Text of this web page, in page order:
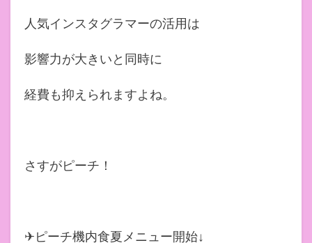
人気インスタグラマーの活用は
影響力が大きいと同時に
経費も抑えられますよね。
さすがピーチ！
✈ピーチ機内食夏メニュー開始↓